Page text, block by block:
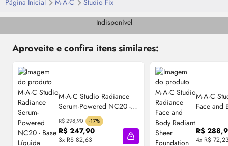
Página Inicial M·A·C
Studio Fix
Indisponível
Aproveite e confira itens similares:
M·A·C Studio Radiance
Serum-Powered​ NC20 -
Base Líquida Hidratante
30ml
R$ 298,90 -17%
R$ 247,90
3x R$ 82,63 Adicionar à sacola
M·A·C
Face and
Base
R$
4x R$